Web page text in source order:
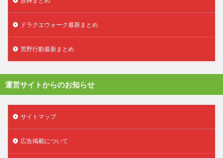
ドラクエウォーク最新まとめ
荒野行動最新まとめ
運営サイトからのお知らせ
サイトマップ
広告掲載について